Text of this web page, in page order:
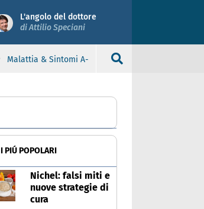
L'angolo del dottore
di Attilio Speciani
Malattia & Sintomi A-
I PIÚ POPOLARI
Nichel: falsi miti e
nuove strategie di
cura